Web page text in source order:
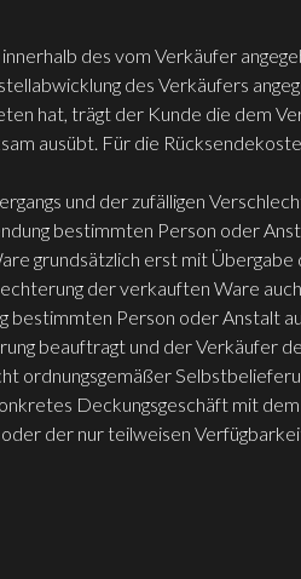
des vom Verkäufer
des Verkäufers
hat, trägt der Kunde die dem
ausübt. Für die
und der zufälligen
bestimmten Person oder
grundsätzlich erst mit
der verkauften Ware
Person oder Anstalt
beauftragt und der Verkäufer
ordnungsgemäßer
Deckungsgeschäft mit
der nur teilweisen